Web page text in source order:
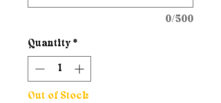
0/500
Quantity *
Out of Stock